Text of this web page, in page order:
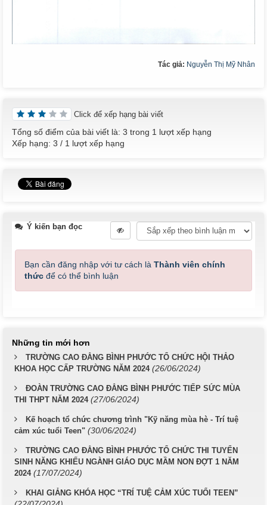
Tác giả: Nguyễn Thị Mỹ Nhân
Click để xếp hạng bài viết
Tổng số điểm của bài viết là: 3 trong 1 lượt xếp hạng
Xếp hạng: 3 / 1 lượt xếp hạng
Ý kiến bạn đọc
Bạn cần đăng nhập với tư cách là Thành viên chính
thức để có thể bình luận
Những tin mới hơn
TRƯỜNG CAO ĐẲNG BÌNH PHƯỚC TỔ CHỨC HỘI THẢO
KHOA HỌC CẤP TRƯỜNG NĂM 2024 (26/06/2024)
ĐOÀN TRƯỜNG CAO ĐẲNG BÌNH PHƯỚC TIẾP SỨC MÙA
THI THPT NĂM 2024 (27/06/2024)
Kế hoạch tổ chức chương trình "Kỹ năng mùa hè - Trí tuệ
cảm xúc tuổi Teen" (30/06/2024)
TRƯỜNG CAO ĐẲNG BÌNH PHƯỚC TỔ CHỨC THI TUYỂN
SINH NĂNG KHIẾU NGÀNH GIÁO DỤC MẦM NON ĐỢT 1 NĂM
2024 (17/07/2024)
KHAI GIẢNG KHÓA HỌC “TRÍ TUỆ CẢM XÚC TUỔI TEEN”